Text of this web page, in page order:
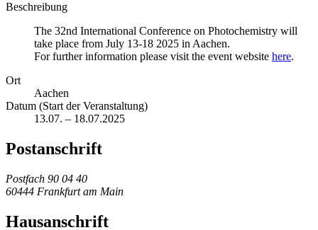
Beschreibung
The 32nd International Conference on Photochemistry will
take place from July 13-18 2025 in Aachen.
For further information please visit the event website here.
Ort
Aachen
Datum (Start der Veranstaltung)
13.07. – 18.07.2025
Postanschrift
Postfach 90 04 40
60444 Frankfurt am Main
Hausanschrift